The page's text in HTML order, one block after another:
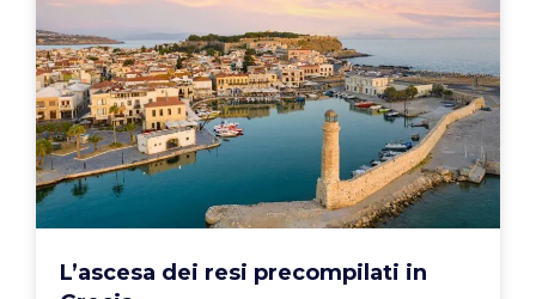
L’ascesa dei resi precompilati in